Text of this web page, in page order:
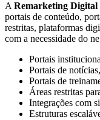
ARemarketing Digital
portais de conteúdo,
restritas, plataformas
com a necessidade do
Portais
Portais de
Portais de
Áreas restritas
Integrações com
Estruturas